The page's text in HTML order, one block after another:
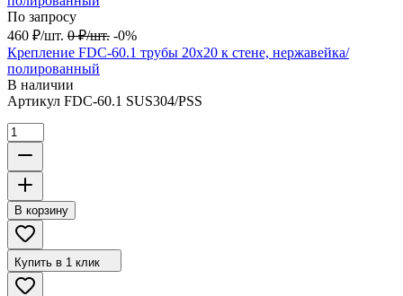
По запросу
460 ₽/шт. 0 ₽/шт. -0%
Крепление FDC-60.1 трубы 20х20 к стене, нержавейка/
полированный
В наличии
Артикул FDC-60.1 SUS304/PSS
В корзину
Купить в 1 клик